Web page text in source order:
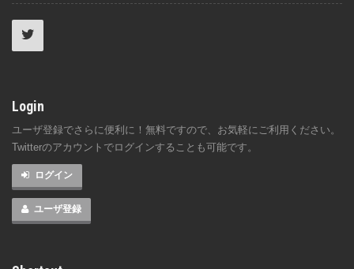
Login
ユーザ登録でさらに便利に！無料ですので、お気軽にご利用ください。
Twitterのアカウントでログインすることも可能です。
ログイン
ユーザ登録